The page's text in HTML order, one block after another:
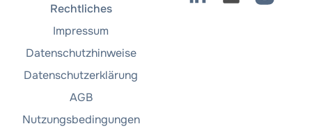
Rechtliches
Impressum
Datenschutzhinweise
Datenschutzerklärung
AGB
Nutzungsbedingungen